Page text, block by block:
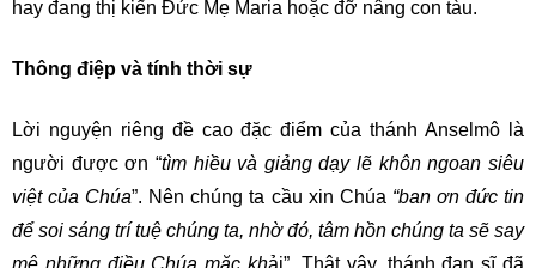
hay đang thị kiến Đức Mẹ Maria hoặc đỡ nâng con tàu.
Thông điệp và tính thời sự
Lời nguyện riêng đề cao đặc điểm của thánh Anselmô là
người được ơn “tìm hiều và giảng dạy lẽ khôn ngoan siêu
việt của Chúa”. Nên chúng ta cầu xin Chúa “ban ơn đức tin
để soi sáng trí tuệ chúng ta, nhờ đó, tâm hồn chúng ta sẽ say
mê những điều Chúa mặc khải”. Thật vậy, thánh đan sĩ đã